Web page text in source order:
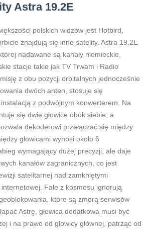
Astra 19.2E
polskich widzów jest Hotbird,
znajdują się inne satelity. Astra 19.2E
nadawane są kanały niemieckie,
stacje takie jak TV Trwam i Radio
z obu pozycji orbitalnych jednocześnie
dwóch anten, stosuje się
z podwójnym konwerterem. Na
się dwie głowice obok siebie, a
dekoderowi przełączać się między
głowicami wynosi około 6
wymagający dużej precyzji, ale daje
kanałów zagranicznych, co jest
satelitarnej nad zamkniętymi
Fale z kosmosu ignorują
które są zmorą serwisów
Astrę, głowica dodatkowa musi być
i na prawo od głowicy głównej, patrząc od